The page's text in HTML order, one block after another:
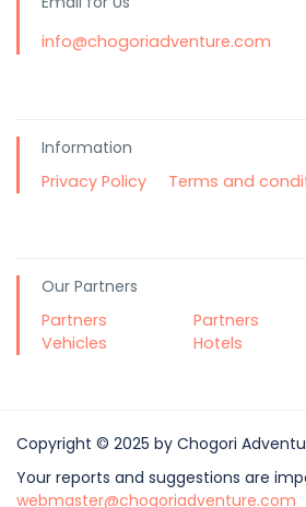
info@chogoriadventure.com
Information
Privacy Policy
Terms and
Our Partners
Partners
Vehicles
Partners
Hotels
Copyright © 2025 by Chogori
Your reports and suggestions are
webmaster@chogoriadventure.com